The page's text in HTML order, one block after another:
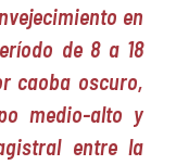
en
de 8 a 18
caoba oscuro,
medio-alto y
entre la